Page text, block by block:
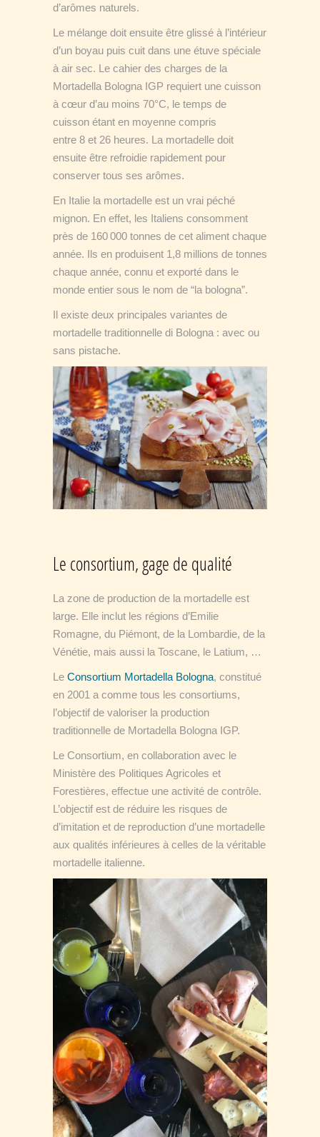
d’arômes naturels.
Le mélange doit ensuite être glissé à l’intérieur
d’un boyau puis cuit dans une étuve spéciale
à air sec. Le cahier des charges de la
Mortadella Bologna IGP requiert une cuisson
à cœur d’au moins 70°C, le temps de
cuisson étant en moyenne compris
entre 8 et 26 heures. La mortadelle doit
ensuite être refroidie rapidement pour
conserver tous ses arômes.
En Italie la mortadelle est un vrai péché
mignon. En effet, les Italiens consomment
près de 160 000 tonnes de cet aliment chaque
année. Ils en produisent 1,8 millions de tonnes
chaque année, connu et exporté dans le
monde entier sous le nom de “la bologna”.
Il existe deux principales variantes de
mortadelle traditionnelle di Bologna : avec ou
sans pistache.
Le consortium, gage de qualité
La zone de production de la mortadelle est
large. Elle inclut les régions d’Emilie
Romagne, du Piémont, de la Lombardie, de la
Vénétie, mais aussi la Toscane, le Latium, …
Le Consortium Mortadella Bologna, constitué
en 2001 a comme tous les consortiums,
l’objectif de valoriser la production
traditionnelle de Mortadella Bologna IGP.
Le Consortium, en collaboration avec le
Ministère des Politiques Agricoles et
Forestières, effectue une activité de contrôle.
L’objectif est de réduire les risques de
d’imitation et de reproduction d’une mortadelle
aux qualités inférieures à celles de la véritable
mortadelle italienne.